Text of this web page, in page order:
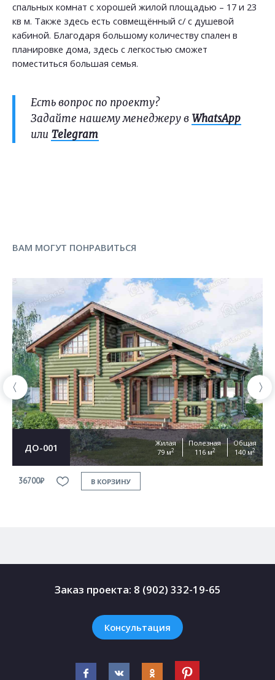
спальных комнат с хорошей жилой площадью – 17 и 23
кв м. Также здесь есть совмещённый с/ с душевой
кабиной. Благодаря большому количеству спален в
планировке дома, здесь с легкостью сможет
поместиться большая семья.
Есть вопрос по проекту?
Задайте нашему менеджеру в WhatsApp
или Telegram
ВАМ МОГУТ ПОНРАВИТЬСЯ
ДО-001
Жилая
79 м2
Полезная
116 м2
Общая
140 м2
36700₽ В КОРЗИНУ
Заказ проекта: 8 (902) 332-19-65
Консультация